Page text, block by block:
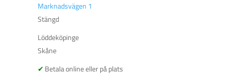
Marknadsvägen 1
Stängd
Löddeköpinge
Skåne
Betala online eller på plats